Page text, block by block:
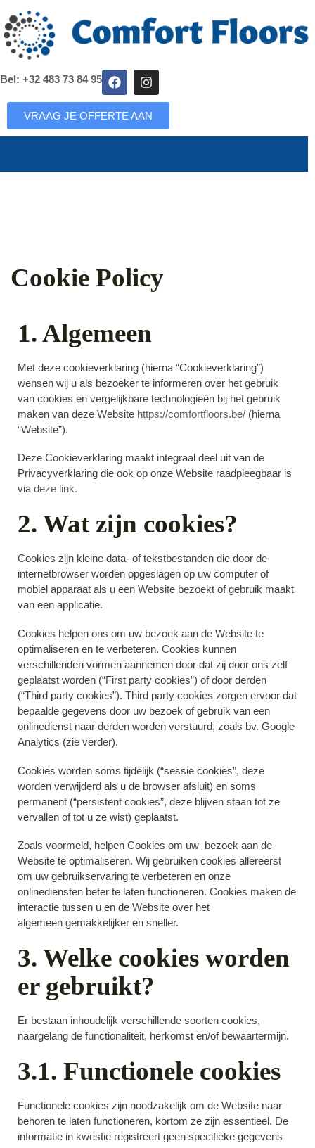
Bel: +32 483 73 84 95
VRAAG JE OFFERTE AAN
Cookie Policy
1. Algemeen
Met deze cookieverklaring (hierna “Cookieverklaring”)
wensen wij u als bezoeker te informeren over het gebruik
van cookies en vergelijkbare technologieën bij het gebruik
maken van deze Website https://comfortfloors.be/ (hierna
“Website”).
Deze Cookieverklaring maakt integraal deel uit van de
Privacyverklaring die ook op onze Website raadpleegbaar is
via deze link.
2. Wat zijn cookies?
Cookies zijn kleine data- of tekstbestanden die door de
internetbrowser worden opgeslagen op uw computer of
mobiel apparaat als u een Website bezoekt of gebruik maakt
van een applicatie.
Cookies helpen ons om uw bezoek aan de Website te
optimaliseren en te verbeteren. Cookies kunnen
verschillenden vormen aannemen door dat zij door ons zelf
geplaatst worden (“First party cookies”) of door derden
(“Third party cookies”). Third party cookies zorgen ervoor dat
bepaalde gegevens door uw bezoek of gebruik van een
onlinedienst naar derden worden verstuurd, zoals bv. Google
Analytics (zie verder).
Cookies worden soms tijdelijk (“sessie cookies”, deze
worden verwijderd als u de browser afsluit) en soms
permanent (“persistent cookies”, deze blijven staan tot ze
vervallen of tot u ze wist) geplaatst.
Zoals voormeld, helpen Cookies om uw bezoek aan de
Website te optimaliseren. Wij gebruiken cookies allereerst
om uw gebruikservaring te verbeteren en onze
onlinediensten beter te laten functioneren. Cookies maken de
interactie tussen u en de Website over het
algemeen gemakkelijker en sneller.
3. Welke cookies worden
er gebruikt?
Er bestaan inhoudelijk verschillende soorten cookies,
naargelang de functionaliteit, herkomst en/of bewaartermijn.
3.1. Functionele cookies
Functionele cookies zijn noodzakelijk om de Website naar
behoren te laten functioneren, kortom ze zijn essentieel. De
informatie in kwestie registreert geen specifieke gegevens